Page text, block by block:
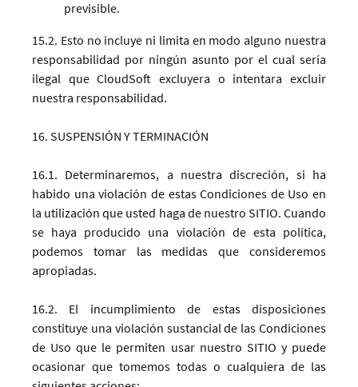
previsible.
15.2. Esto no incluye ni limita en modo alguno nuestra
responsabilidad por ningún asunto por el cual sería
ilegal que CloudSoft excluyera o intentara excluir
nuestra responsabilidad.
16. SUSPENSIÓN Y TERMINACIÓN
16.1. Determinaremos, a nuestra discreción, si ha
habido una violación de estas Condiciones de Uso en
la utilización que usted haga de nuestro SITIO. Cuando
se haya producido una violación de esta política,
podemos tomar las medidas que consideremos
apropiadas.
16.2. El incumplimiento de estas disposiciones
constituye una violación sustancial de las Condiciones
de Uso que le permiten usar nuestro SITIO y puede
ocasionar que tomemos todas o cualquiera de las